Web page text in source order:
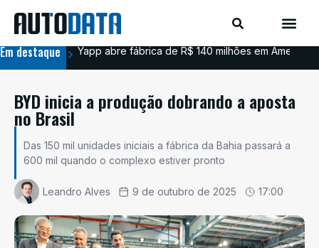
Em destaque Yapp abre fábrica de R$ 140 milhões em
BYD inicia a produção dobrando a aposta
no Brasil
Das 150 mil unidades iniciais a fábrica da Bahia passará a
600 mil quando o complexo estiver pronto
Leandro Alves 9 de outubro de 2025 17:00